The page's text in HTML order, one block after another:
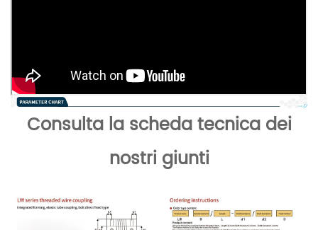
Consulta la scheda tecnica dei
nostri giunti